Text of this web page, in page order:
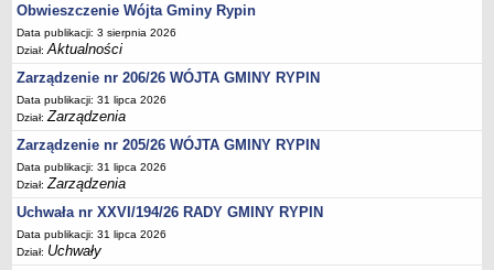
Nr konta bankowego, NIP, REGON
Pracownicy urzędu - urząd gminy
Pracownicy urzędu - baza magazynowo - warsztatowa
Kompetencje referatów
Regulamin organizacyjny
Regulamin naboru na wolne stanowiska urzędnicze
Ogłoszenia o naborze na wolne stanowiska urzędnicze
Lista kandydatów spełniających wymagania formalne w naborach na
wolne stanowiska urzędnicze
Wyniki naboru na wolne stanowiska urzędnicze
Obwieszczenie Wójta Gminy Rypin
Data publikacji: 3 sierpnia 2026
Dział:Aktualności
Zarządzenie nr 206/26 WÓJTA GMINY RYPIN
Data publikacji: 31 lipca 2026
Dział:Zarządzenia
Zarządzenie nr 205/26 WÓJTA GMINY RYPIN
Data publikacji: 31 lipca 2026
Dział:Zarządzenia
Uchwała nr XXVI/194/26 RADY GMINY RYPIN
Data publikacji: 31 lipca 2026
Dział: Uchwały